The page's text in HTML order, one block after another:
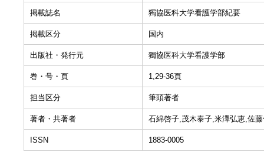
掲載誌名 獨協医科大学看護学部紀要
掲載区分 国内
出版社・発行元 獨協医科大学看護学部
巻・号・頁 1,29-36頁
担当区分 筆頭著者
著者・共著者 石綿啓子,茂木泰子,米澤弘恵,佐
ISSN 1883-0005